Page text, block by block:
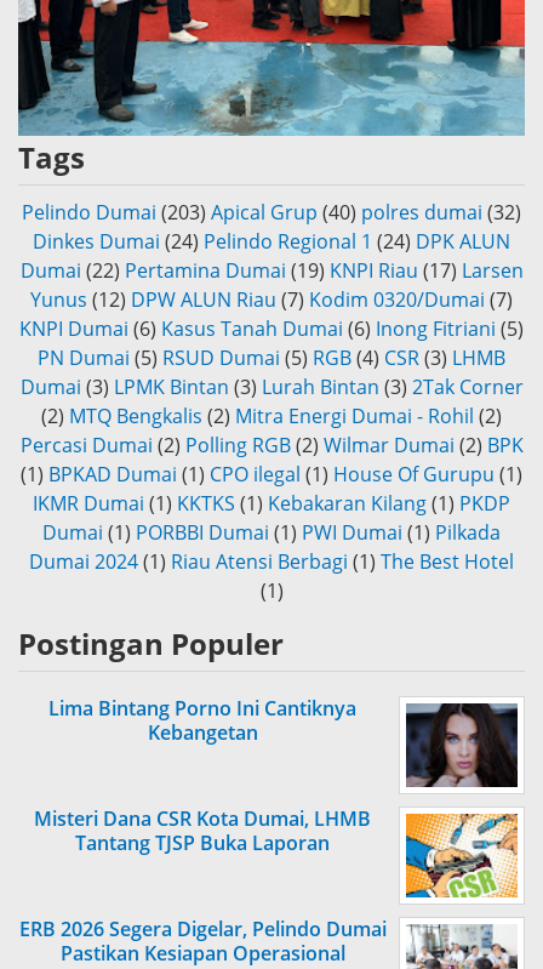
Tags
Pelindo Dumai (203) Apical Grup (40) polres dumai (32)
Dinkes Dumai (24) Pelindo Regional 1 (24) DPK ALUN
Dumai (22) Pertamina Dumai (19) KNPI Riau (17) Larsen
Yunus (12) DPW ALUN Riau (7) Kodim 0320/Dumai (7)
KNPI Dumai (6) Kasus Tanah Dumai (6) Inong Fitriani (5)
PN Dumai (5) RSUD Dumai (5) RGB(4) CSR(3) LHMB
Dumai (3) LPMK Bintan (3) Lurah Bintan (3) 2Tak Corner
(2) MTQ Bengkalis (2) Mitra Energi Dumai - Rohil (2)
Percasi Dumai (2) Polling RGB (2) Wilmar Dumai (2) BPK
(1) BPKAD Dumai (1) CPO ilegal (1) House Of Gurupu (1)
IKMR Dumai (1) KKTKS (1) Kebakaran Kilang(1) PKDP
Dumai (1) PORBBI Dumai (1) PWI Dumai (1) Pilkada
Dumai 2024(1) Riau Atensi Berbagi (1) The Best Hotel
(1)
Postingan Populer
Lima Bintang Porno Ini Cantiknya
Kebangetan
Misteri Dana CSR Kota Dumai, LHMB
Tantang TJSP Buka Laporan
ERB 2026 Segera Digelar, Pelindo Dumai
Pastikan Kesiapan Operasional